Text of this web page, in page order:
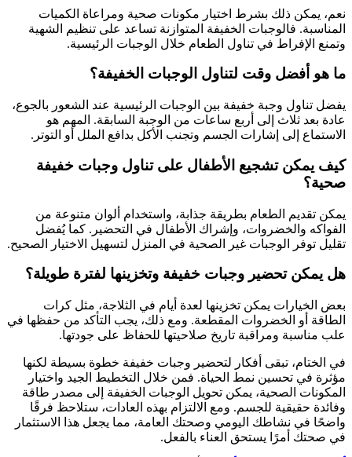
نعم، يمكن ذلك بشرط اختيار مكونات صحية ومراعاة الكميات
المناسبة. فالوجبات الخفيفة المتوازنة تساعد على تنظيم الشهية
وتمنع الإفراط في تناول الطعام خلال الوجبات الرئيسية.
ما هو أفضل وقت لتناول الوجبات الخفيفة؟
يفضل تناول وجبة خفيفة بين الوجبات الرئيسية عند الشعور بالجوع،
عادة بعد ثلاث إلى أربع ساعات من الوجبة السابقة. المهم هو
الاستماع إلى إشارات الجسم وتجنب الأكل بدافع الملل أو التوتر.
كيف يمكن تشجيع الأطفال على تناول وجبات خفيفة
صحية؟
يمكن تقديم الطعام بطريقة جذابة، واستخدام ألوان متنوعة من
الفواكه والخضروات، وإشراك الأطفال في التحضير. كما يُفضل
تقليل توفر الوجبات غير الصحية في المنزل لتسهيل الاختيار الصحيح.
هل يمكن تحضير وجبات خفيفة وتخزينها لفترة طويلة؟
بعض الخيارات يمكن تخزينها لعدة أيام في الثلاجة، مثل كرات
الطاقة أو الخضروات المقطعة. ومع ذلك، يجب التأكد من حفظها في
علب مناسبة ومراقبة تاريخ صلاحيتها للحفاظ على جودتها.
في الختام، تبقى أفكار لتحضير وجبات خفيفة خطوة بسيطة لكنها
مؤثرة في تحسين نمط الحياة. فمن خلال التخطيط الجيد واختيار
المكونات الصحية، يمكن تحويل الوجبات الخفيفة إلى مصدر طاقة
وفائدة حقيقية للجسم. ومع الالتزام بهذه العادات، ستلاحظ فرقًا
واضحًا في نشاطك اليومي وصحتك العامة، مما يجعل هذا الاستثمار
في صحتك أمرًا يستحق العناء بالفعل.